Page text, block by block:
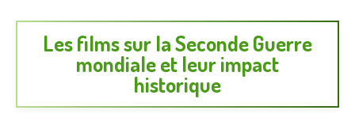
Les films sur la Seconde Guerre
mondiale et leur impact
historique